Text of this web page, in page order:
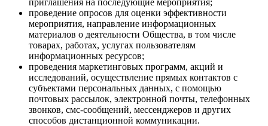
проведение опросов для оценки эффективности
мероприятия, направление информационных
материалов о деятельности Общества, в том числе
товарах, работах, услугах пользователям
информационных ресурсов;
проведения маркетинговых программ, акций и
исследований, осуществление прямых контактов с
субъектами персональных данных, с помощью
почтовых рассылок, электронной почты, телефонных
звонков, смс-сообщений, мессенджеров и других
способов дистанционной коммуникации.